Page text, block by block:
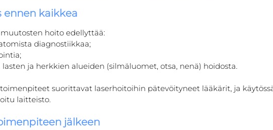
ennen kaikkea
hoito edellyttää:
diagnostiikkaa;
ja herkkien alueiden (silmäluomet, otsa, nenä) hoidosta.
suorittavat laserhoitoihin pätevöityneet lääkärit, ja
laitteisto.
jälkeen